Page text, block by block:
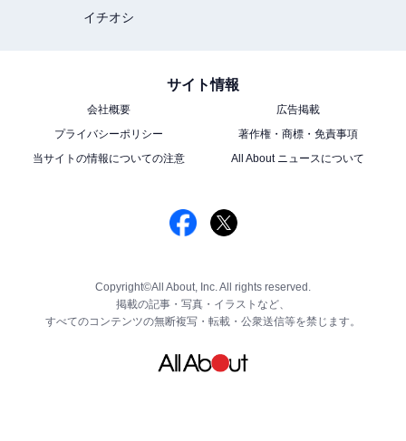
イチオシ
サイト情報
会社概要
広告掲載
プライバシーポリシー
著作権・商標・免責事項
当サイトの情報についての注意
All About ニュースについて
Copyright©All About, Inc. All rights reserved.
掲載の記事・写真・イラストなど、
すべてのコンテンツの無断複写・転載・公衆送信等を禁じます。